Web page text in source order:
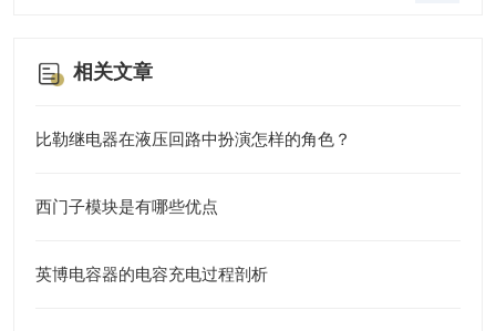
相关文章
比勒继电器在液压回路中扮演怎样的角色？
西门子模块是有哪些优点
英博电容器的电容充电过程剖析